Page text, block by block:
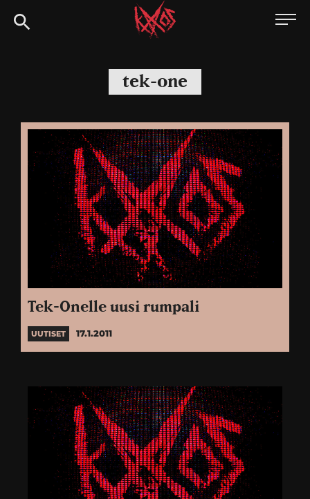
Siirry
suoraan
Kaaoszine
tek-one
Tek-Onelle uusi rumpali
UUTISET 17.1.2011